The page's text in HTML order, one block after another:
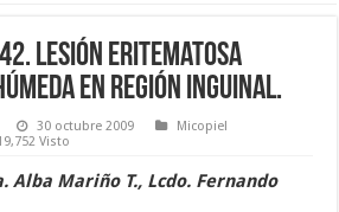
Lesión eritematosa
en región inguinal.
30 octubre 2009
Micopiel
Visto
Alba Mariño T., Lcdo. Fernando